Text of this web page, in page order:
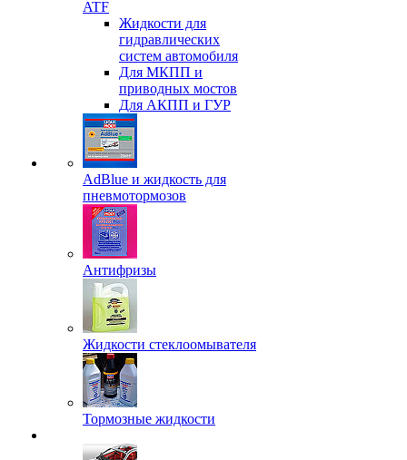
ATF
Жидкости для
гидравлических
систем автомобиля
Для МКПП и
приводных мостов
Для АКПП и ГУР
AdBlue и жидкость для
пневмотормозов
Антифризы
Жидкости стеклоомывателя
Тормозные жидкости